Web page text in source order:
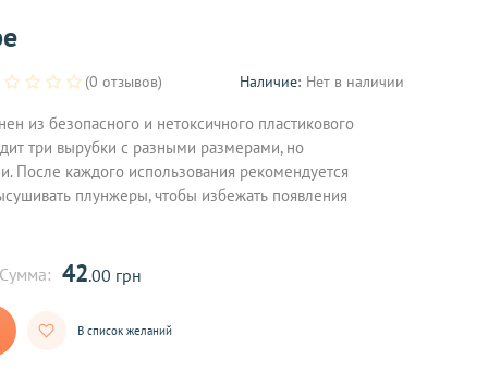
(0 отзывов) Наличие: Нет в наличии
из безопасного и нетоксичного пластикового
три вырубки с разными размерами, но
После каждого использования рекомендуется
плунжеры, чтобы избежать появления
42.00 грн
В список желаний